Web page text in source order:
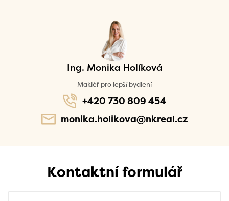
Ing. Monika Holíková
Makléř pro lepší bydlení
+420 730 809 454
monika.holikova@nkreal.cz
Kontaktní formulář